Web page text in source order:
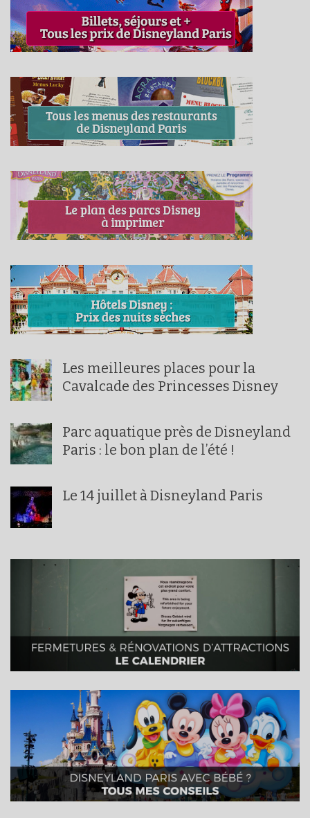
Les meilleures places pour la
Cavalcade des Princesses Disney
Parc aquatique près de Disneyland
Paris : le bon plan de l’été !
Le 14 juillet à Disneyland Paris